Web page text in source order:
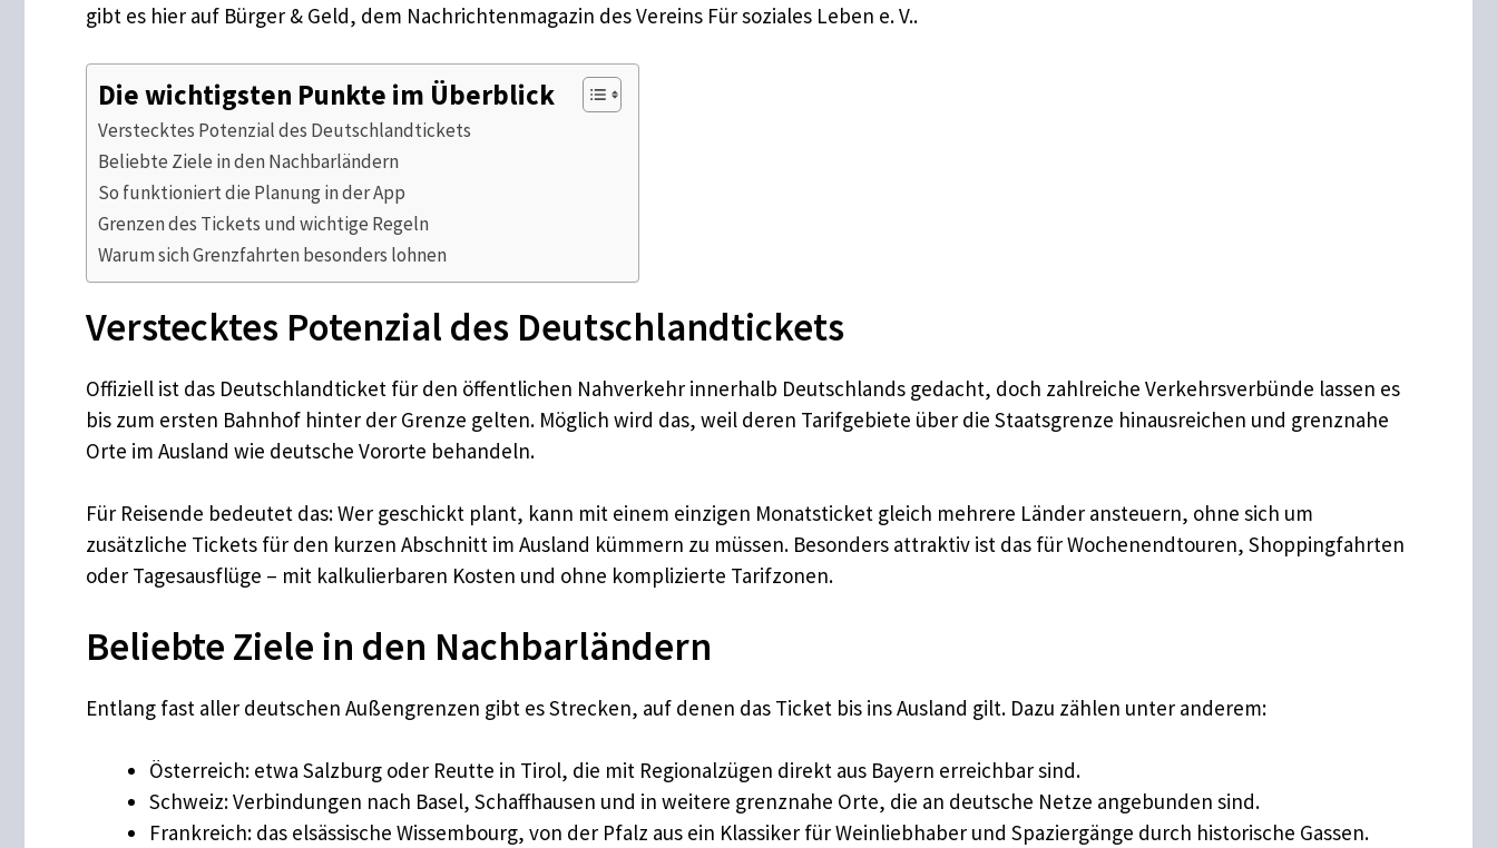
gibt es hier auf Bürger & Geld, dem Nachrichtenmagazin des Vereins Für soziales Leben e. V..
Die wichtigsten Punkte im Überblick
Verstecktes Potenzial des Deutschlandtickets
Beliebte Ziele in den Nachbarländern
So funktioniert die Planung in der App
Grenzen des Tickets und wichtige Regeln
Warum sich Grenzfahrten besonders lohnen
Verstecktes Potenzial des Deutschlandtickets
Offiziell ist das Deutschlandticket für den öffentlichen Nahverkehr innerhalb Deutschlands gedacht, doch zahlreiche Verkehrsverbünde lassen es
bis zum ersten Bahnhof hinter der Grenze gelten. Möglich wird das, weil deren Tarifgebiete über die Staatsgrenze hinausreichen und grenznahe
Orte im Ausland wie deutsche Vororte behandeln.
Für Reisende bedeutet das: Wer geschickt plant, kann mit einem einzigen Monatsticket gleich mehrere Länder ansteuern, ohne sich um
zusätzliche Tickets für den kurzen Abschnitt im Ausland kümmern zu müssen. Besonders attraktiv ist das für Wochenendtouren, Shoppingfahrten
oder Tagesausflüge – mit kalkulierbaren Kosten und ohne komplizierte Tarifzonen.
Beliebte Ziele in den Nachbarländern
Entlang fast aller deutschen Außengrenzen gibt es Strecken, auf denen das Ticket bis ins Ausland gilt. Dazu zählen unter anderem:
Österreich: etwa Salzburg oder Reutte in Tirol, die mit Regionalzügen direkt aus Bayern erreichbar sind.
Schweiz: Verbindungen nach Basel, Schaffhausen und in weitere grenznahe Orte, die an deutsche Netze angebunden sind.
Frankreich: das elsässische Wissembourg, von der Pfalz aus ein Klassiker für Weinliebhaber und Spaziergänge durch historische Gassen.